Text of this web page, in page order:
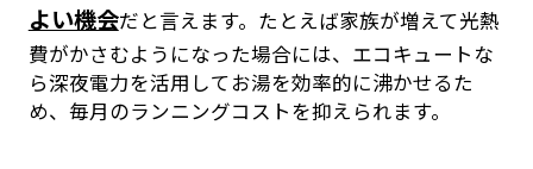
よい機会だと言えます。たとえば家族が増えて光熱
費がかさむようになった場合には、エコキュートな
ら深夜電力を活用してお湯を効率的に沸かせるた
め、毎月のランニングコストを抑えられます。